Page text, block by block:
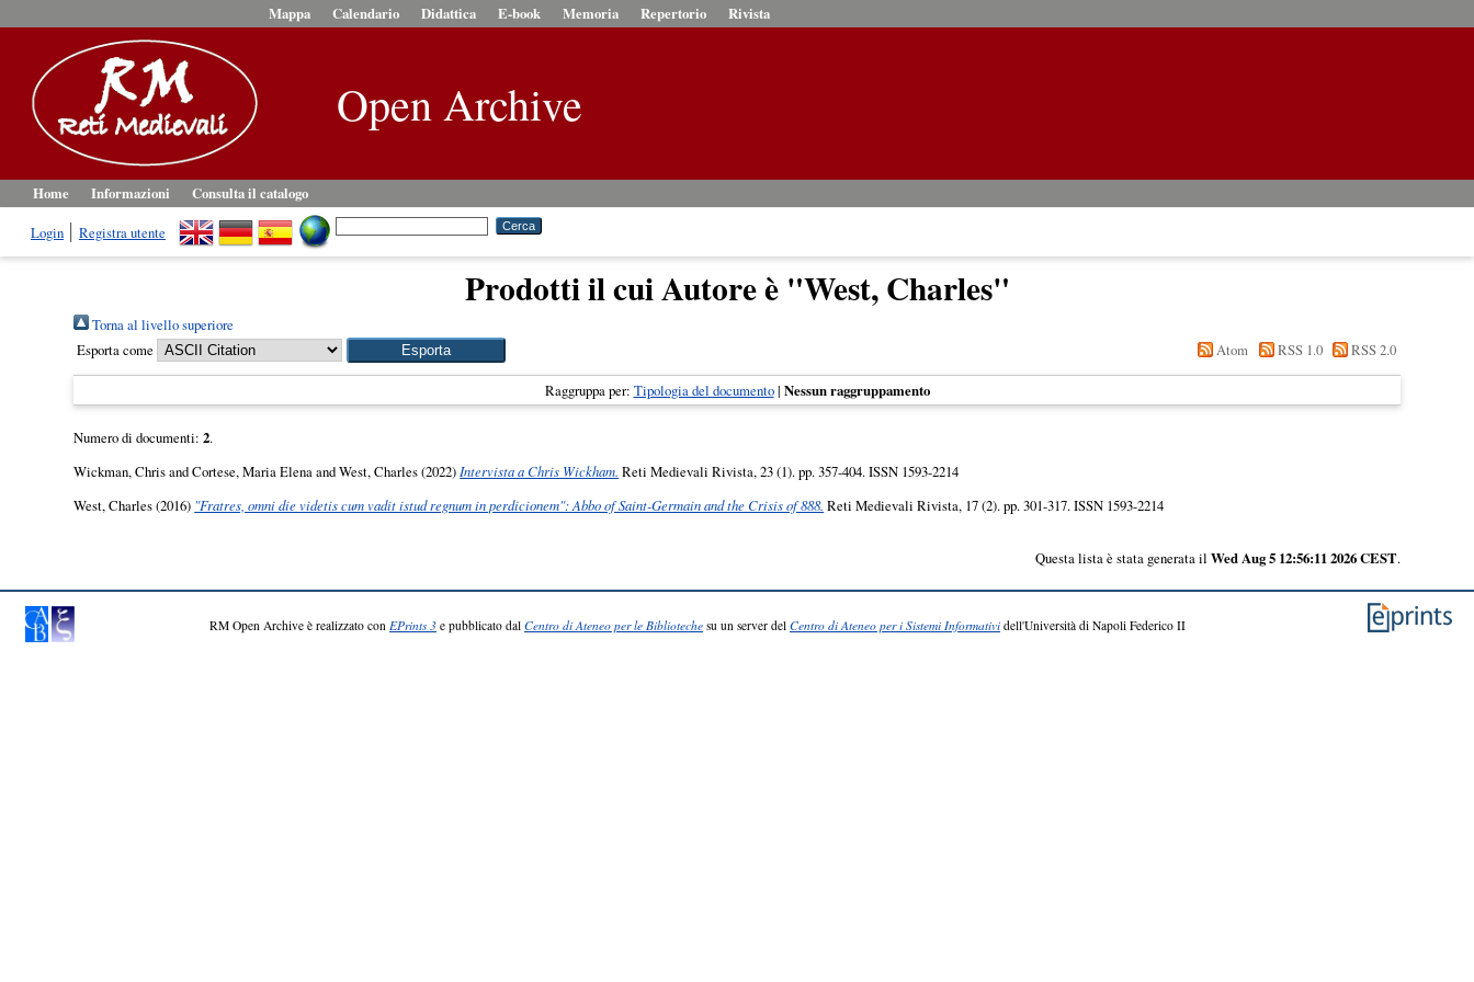
Mappa Calendario Didattica E-book Memoria Repertorio Rivista
Open Archive
Home Informazioni
Consulta il catalogo
Login
Registra utente
Prodotti il cui Autore è "West, Charles"
Torna al livello superiore
Esporta come
Atom RSS 1.0 RSS 2.0
Raggruppa per: Tipologia del documento| Nessun raggruppamento
Numero di documenti:2.
Wickman, ChrisandCortese, Maria ElenaandWest, Charles(2022)Intervista a Chris Wickham. Reti Medievali Rivista, 23 (1). pp. 357-404. ISSN 1593-2214
West, Charles(2016) "Fratres, omni die videtis cum vadit istud regnum in perdicionem": Abbo of Saint-Germain and the Crisis of 888. Reti Medievali Rivista, 17 (2). pp. 301-317. ISSN 1593-2214
Questa lista è stata generata il Wed Aug 5 12:56:11 2026 CEST.
RM Open Archive è realizzato con EPrints 3 e pubblicato dal Centro di Ateneo per le Biblioteche su un server del Centro di Ateneo per i Sistemi Informativi dell'Università di Napoli Federico II